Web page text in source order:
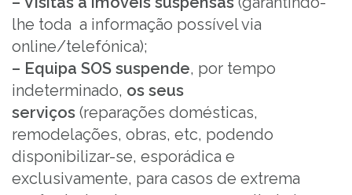
lhe toda a informação possível via
online/telefónica);
– Equipa SOS suspende, por tempo
indeterminado, os seus
serviços (reparações domésticas,
remodelações, obras, etc, podendo
disponibilizar-se, esporádica e
exclusivamente, para casos de extrema